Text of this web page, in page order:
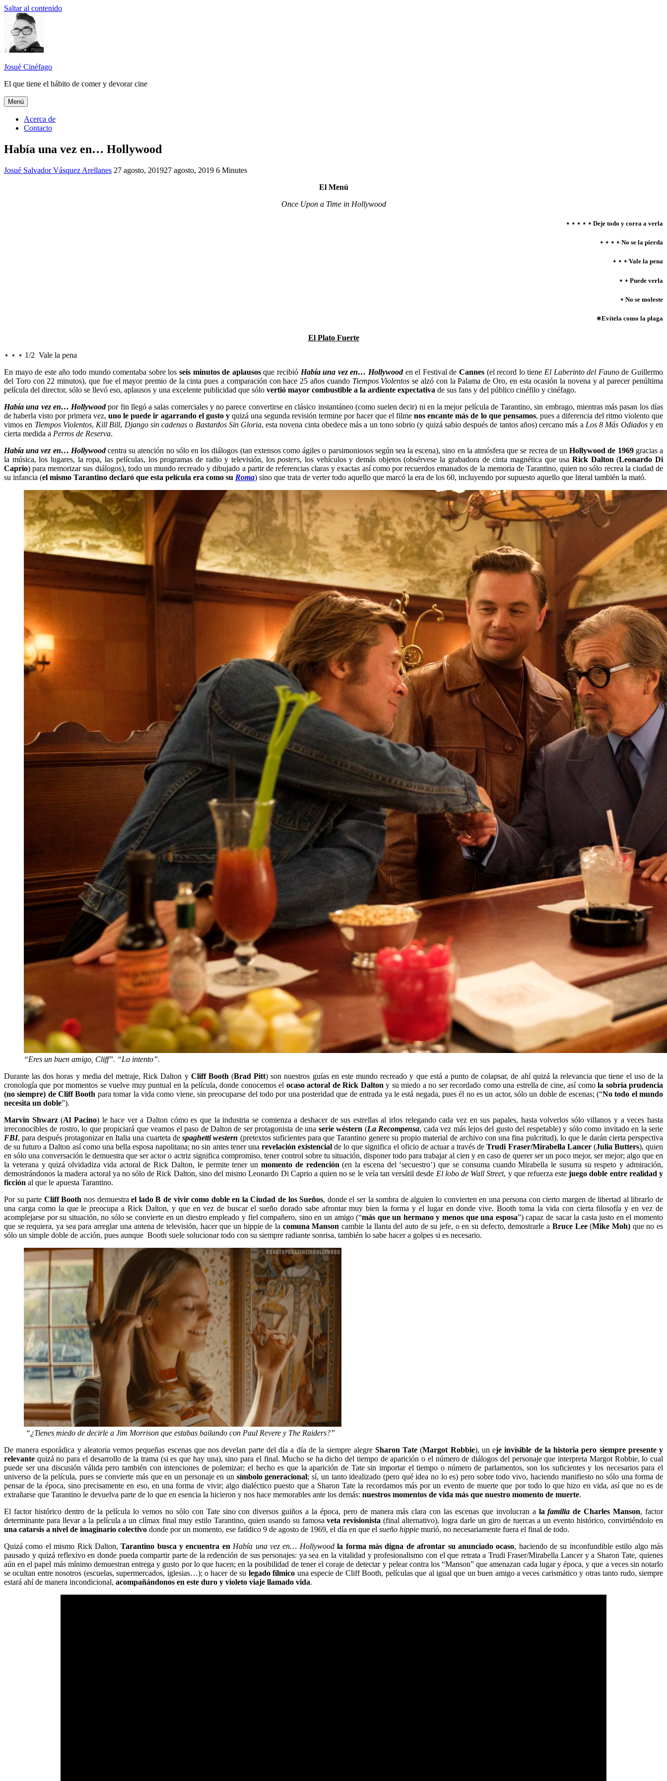
Saltar al contenido
Josué Cinéfago
El que tiene el hábito de comer y devorar cine
Menú
Acerca de
Contacto
Había una vez en… Hollywood
Josué Salvador Vásquez Arellanes 2019,
27 agosto, 201927 agosto, 2019 6 Minutes
El Menú
Once Upon a Time in Hollywood
⋆ ⋆ ⋆ ⋆ ⋆ Deje todo y corra a verla
⋆ ⋆ ⋆ ⋆ No se la pierda
⋆ ⋆ ⋆ Vale la pena
⋆ ⋆ Puede verla
⋆ No se moleste
∗Evítela como la plaga
El Plato Fuerte
⋆ ⋆ ⋆ 1/2 Vale la pena
En mayo de este año todo mundo comentaba sobre los seis minutos de aplausosque recibió Había una vez en… Hollywooden el Festival deCannes (el record lo tiene El Laberinto del Faunode Guillermo
del Toro con 22 minutos), que fue el mayor premio de la cinta pues a comparación con hace 25 años cuando Tiempos Violentosse alzó con la Palama de Oro, en esta ocasión la novena y al parecer penúltima
película del director, sólo se llevó eso, aplausos y una excelente publicidad que sólo vertió mayor combustible a la ardiente expectativa de sus fans y del público cinéfilo y cinéfago.
Había una vez en… Hollywoodpor fin llegó a salas comerciales y no parece convertirse en clásico instantáneo (como suelen decir) ni en la mejor película de Tarantino, sin embrago, mientras más pasan los días
de haberla visto por primera vez,uno le puede ir agarrando el gusto yquizá una segunda revisión termine por hacer que el filmenos encante más de lo que pensamos, pues a diferencia del ritmo violento que
vimos en Tiempos Violentos, Kill Bill, Django sin cadenas o Bastardos Sin Gloria, esta novena cinta obedece más a un tono sobrio (y quizá sabio después de tantos años) cercano más a Los 8 Más Odiadosy en
cierta medida a Perros de Reserva.
Había una vez en… Hollywoodcentra su atención no sólo en los diálogos (tan extensos como ágiles o parsimoniosos según sea la escena), sino en la atmósfera que se recrea de unHollywood de 1969gracias a
la música, los lugares, la ropa, las películas, los programas de radio y televisión, losposters, los vehículos y demás objetos (obsérvese la grabadora de cinta magnética que usa Rick Dalton (Leonardo Di
Caprio) para memorizar sus diálogos), todo un mundo recreado y dibujado a partir de referencias claras y exactas así como por recuerdos emanados de la memoria de Tarantino, quien no sólo recrea la ciudad de
su infancia (el mismo Tarantino declaró que esta película era como su Roma) sino que trata de verter todo aquello que marcó la era de los 60, incluyendo por supuesto aquello que literal también la mató.
“Eres un buen amigo, Cliff”. “Lo intento”.
Durante las dos horas y media del metraje, Rick Dalton y Cliff Booth (Brad Pitt) son nuestros guías en este mundo recreado y que está a punto de colapsar, de ahí quizá la relevancia que tiene el uso de la
cronología que por momentos se vuelve muy puntual en la película, donde conocemos el ocaso actoral de Rick Dalton y su miedo a no ser recordado como una estrella de cine, así comola sobria prudencia
(no siempre) de Cliff Booth para tomar la vida como viene, sin preocuparse del todo por una posteridad que de entrada ya le está negada, pues él no es un actor, sólo un doble de escenas; (“No todo el mundo
necesita un doble”).
Marvin Shwarz(Al Pacino) le hace ver a Dalton cómo es que la industria se comienza a deshacer de sus estrellas al irlos relegando cada vez en sus papales, hasta volverlos sólo villanos y a veces hasta
irreconocibles de rostro, lo que propiciará que veamos el paso de Dalton de ser protagonista de una serie wéstern (La Recompensa, cada vez más lejos del gusto del respetable) y sólo como invitado en la serie
FBI, para después protagonizar en Italia una cuarteta despaghetti western (pretextos suficientes para que Tarantino genere su propio material de archivo con una fina pulcritud), lo que le darán cierta perspectiva
de su futuro a Dalton así como una bella esposa napolitana; no sin antes tener una revelación existencial de lo que significa el oficio de actuar a través deTrudi Fraser/Mirabella Lancer(Julia Butters), quien
en sólo una conversación le demuestra que ser actor o actriz significa compromiso, tener control sobre tu situación, disponer todo para trabajar al cien y en caso de querer ser un poco mejor, ser mejor; algo que en
la veterana y quizá olvidadiza vida actoral de Rick Dalton, le permite tener un momento de redención (en la escena del ‘secuestro’) que se consuma cuando Mirabella le susurra su respeto y admiración,
demostrándonos la madera actoral ya no sólo de Rick Dalton, sino del mismo Leonardo Di Caprio a quien no se le veía tan versátil desde El lobo de Wall Street, y que refuerza estejuego doble entre realidad y
ficción al que le apuesta Tarantino.
Por su parte Cliff Booth nos demuestrael lado B de vivir como doble en la Ciudad de los Sueños, donde el ser la sombra de alguien lo convierten en una persona con cierto margen de libertad al librarlo de
una carga como la que le preocupa a Rick Dalton, y que en vez de buscar el sueño dorado sabe afrontar muy bien la forma y el lugar en donde vive. Booth toma la vida con cierta filosofía y en vez de
acomplejarse por su situación, no sólo se convierte en un diestro empleado y fiel compañero, sino en un amigo (“más que un hermano y menos que una esposa”) capaz de sacar la casta justo en el momento
que se requiera, ya sea para arreglar una antena de televisión, hacer que un hippie de la comuna Manson cambie la llanta del auto de su jefe, o en su defecto, demostrarle a Bruce Lee(Mike Moh)que no es
sólo un simple doble de acción, pues aunque Booth suele solucionar todo con su siempre radiante sonrisa, también lo sabe hacer a golpes si es necesario.
“¿Tienes miedo de decirle a Jim Morrison que estabas bailando con Paul Revere y The Raiders?”
De manera esporádica y aleatoria vemos pequeñas escenas que nos develan parte del día a día de la siempre alegre Sharon Tate (Margot Robbie), un eje invisible de la historia pero siempre presente y
relevante quizá no para el desarrollo de la trama (si es que hay una), sino para el final. Mucho se ha dicho del tiempo de aparición o el número de diálogos del personaje que interpreta Margot Robbie, lo cual
puede ser una discusión válida pero también con intenciones de polemizar; el hecho es que la aparición de Tate sin importar el tiempo o número de parlamentos, son los suficientes y los necesarios para el
universo de la película, pues se convierte más que en un personaje en un símbolo generacional; sí, un tanto idealizado (pero qué idea no lo es) pero sobre todo vivo, haciendo manifiesto no sólo una forma de
pensar de la época, sino precisamente en eso, en una forma de vivir; algo dialéctico puesto que a Sharon Tate la recordamos más por un evento de muerte que por todo lo que hizo en vida, así que no es de
extrañarse que Tarantino le devuelva parte de lo que en esencia la hicieron y nos hace memorables ante los demás: nuestros momentos de vida más que nuestro momento de muerte.
El factor histórico dentro de la película lo vemos no sólo con Tate sino con diversos guiños a la época, pero de manera más clara con las escenas que involucran a lafamilia de Charles Manson, factor
determinante para llevar a la película a un clímax final muy estilo Tarantino, quien usando su famosaveta revisionista (final alternativo), logra darle un giro de tuercas a un evento histórico, convirtiéndolo en
una catarsis a nivel de imaginario colectivo donde por un momento, ese fatídico 9 de agosto de 1969, el día en que el sueño hippie murió, no necesariamente fuera el final de todo.
Quizá como el mismo Rick Dalton,Tarantino busca y encuentra en Había una vez en… Hollywoodla forma más digna de afrontar su anunciado ocaso, haciendo de su inconfundible estilo algo más
pausado y quizá reflexivo en donde pueda compartir parte de la redención de sus personajes: ya sea en la vitalidad y profesionalismo con el que retrata a Trudi Fraser/Mirabella Lancer y a Sharon Tate, quienes
aún en el papel más mínimo demuestran entrega y gusto por lo que hacen; en la posibilidad de tener el coraje de detectar y pelear contra los “Manson” que amenazan cada lugar y época, y que a veces sin notarlo
se ocultan entre nosotros (escuelas, supermercados, iglesias…); o hacer de su legado fílmico una especie de Cliff Booth, películas que al igual que un buen amigo a veces carismático y otras tanto rudo, siempre
estará ahí de manera incondicional, acompañándonos en este duro y violeto viaje llamado vida.